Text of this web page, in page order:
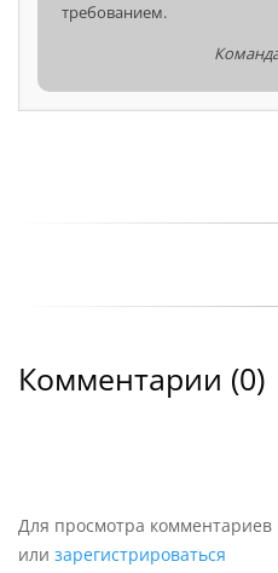
требованием.
Комментарии (0)
Для просмотра
или зарегистрироваться